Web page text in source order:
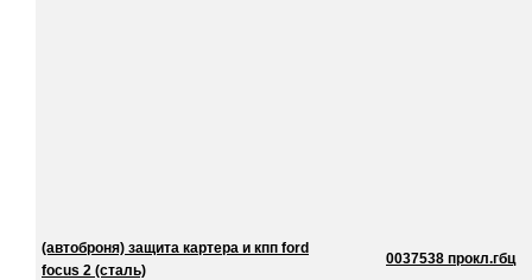
(автоброня) защита картера и кпп ford
focus 2 (сталь)
0037538 прокл.гбц